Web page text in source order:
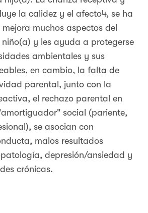
la calidez y el afecto4, se ha
muchos aspectos del
y les ayuda a protegerse
ambientales y sus
en cambio, la falta de
parental, junto con la
el rechazo parental en
social (pariente,
se asocian con
malos resultados
depresión/ansiedad y
crónicas.